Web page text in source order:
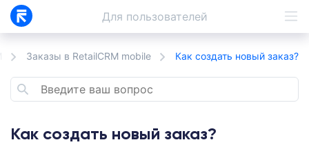
Для пользователей
Заказы в RetailCRM mobile Как создать новый заказ?
Как создать новый заказ?